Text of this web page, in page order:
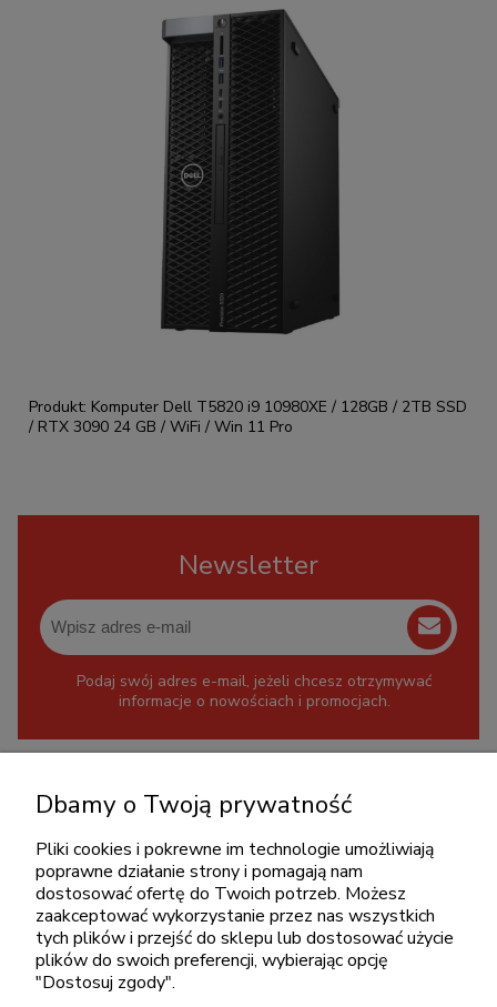
Produkt: Komputer Dell T5820 i9 10980XE / 128GB / 2TB SSD
/ RTX 3090 24 GB / WiFi / Win 11 Pro
Newsletter
Podaj swój adres e-mail, jeżeli chcesz otrzymywać
informacje o nowościach i promocjach.
+48 717345566
pon.-piąt.: 08:00-16:00
sklep@cebit.pl
ZAKUPY
Dbamy o Twoją prywatność
Pliki cookies i pokrewne im technologie umożliwiają
poprawne działanie strony i pomagają nam
dostosować ofertę do Twoich potrzeb. Możesz
zaakceptować wykorzystanie przez nas wszystkich
tych plików i przejść do sklepu lub dostosować użycie
plików do swoich preferencji, wybierając opcję
"Dostosuj zgody".